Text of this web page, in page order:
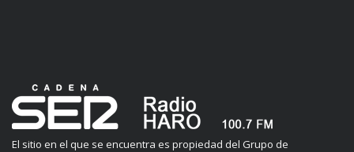
El sitio en el que se encuentra es propiedad del Grupo de